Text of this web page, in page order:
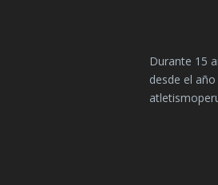
Durante 15
desde el